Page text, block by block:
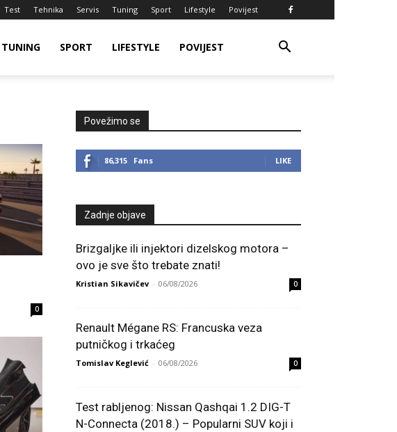
Test Tehnika Servis Tuning Sport Lifestyle Povijest
TUNING SPORT LIFESTYLE POVIJEST
0
Povežimo se
86,315 Fans LIKE
Zadnje objave
Brizgaljke ili injektori dizelskog motora –
ovo je sve što trebate znati!
Kristian Sikavičev - 06/08/2026 0
Renault Mégane RS: Francuska veza
putničkog i trkaćeg
Tomislav Keglević - 06/08/2026 0
Test rabljenog: Nissan Qashqai 1.2 DIG-T
N-Connecta (2018.) – Popularni SUV koji i